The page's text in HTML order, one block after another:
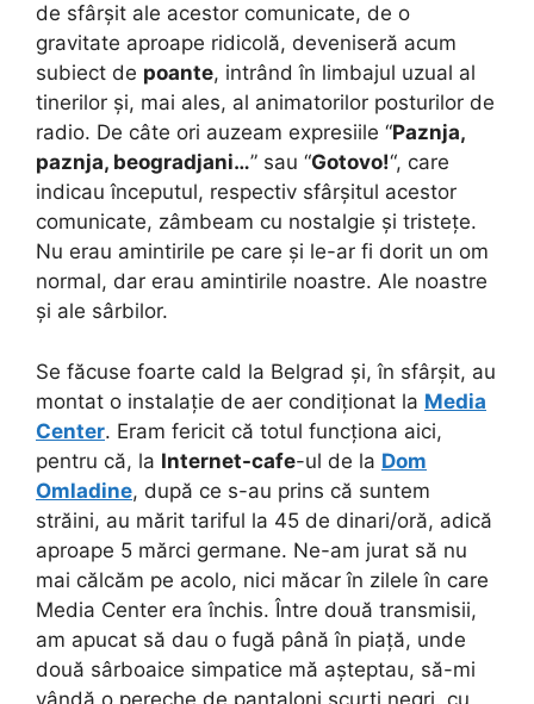
de sfârșit ale acestor comunicate, de o
gravitate aproape ridicolă, deveniseră acum
subiect de poante, intrând în limbajul uzual al
tinerilor și, mai ales, al animatorilor posturilor de
radio. De câte ori auzeam expresiile “Paznja,
paznja, beogradjani…” sau “Gotovo!“, care
indicau începutul, respectiv sfârșitul acestor
comunicate, zâmbeam cu nostalgie și tristețe.
Nu erau amintirile pe care și le-ar fi dorit un om
normal, dar erau amintirile noastre. Ale noastre
și ale sârbilor.
Se făcuse foarte cald la Belgrad și, în sfârșit, au
montat o instalație de aer condiționat la Media
Center. Eram fericit că totul funcționa aici,
pentru că, la Internet-cafe-ul de la Dom
Omladine, după ce s-au prins că suntem
străini, au mărit tariful la 45 de dinari/oră, adică
aproape 5 mărci germane. Ne-am jurat să nu
mai călcăm pe acolo, nici măcar în zilele în care
Media Center era închis. Între două transmisii,
am apucat să dau o fugă până în piață, unde
două sârboaice simpatice mă așteptau, să-mi
vândă o pereche de pantaloni scurți negri, cu